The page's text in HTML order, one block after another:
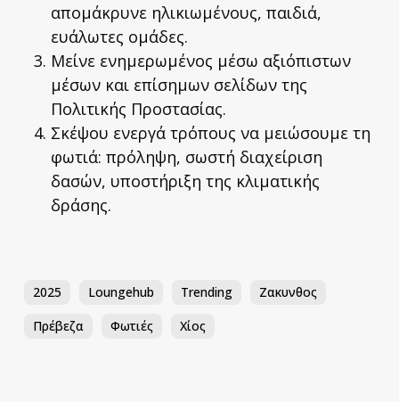
απομάκρυνε ηλικιωμένους, παιδιά,
ευάλωτες ομάδες.
Μείνε ενημερωμένος μέσω αξιόπιστων
μέσων και επίσημων σελίδων της
Πολιτικής Προστασίας.
Σκέψου ενεργά τρόπους να μειώσουμε τη
φωτιά: πρόληψη, σωστή διαχείριση
δασών, υποστήριξη της κλιματικής
δράσης.
2025 Loungehub Trending
Ζακυνθος
Πρέβεζα
Φωτιές Χίος